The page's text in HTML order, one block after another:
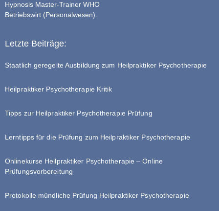
Hypnosis Master-Trainer WHO
Betriebswirt (Personalwesen).
Letzte Beiträge:
Staatlich geregelte Ausbildung zum Heilpraktiker Psychotherapie
Heilpraktiker Psychotherapie Kritik
Tipps zur Heilpraktiker Psychotherapie Prüfung
Lerntipps für die Prüfung zum Heilpraktiker Psychotherapie
Onlinekurse Heilpraktiker Psychotherapie – Online
Prüfungsvorbereitung
Protokolle mündliche Prüfung Heilpraktiker Psychotherapie